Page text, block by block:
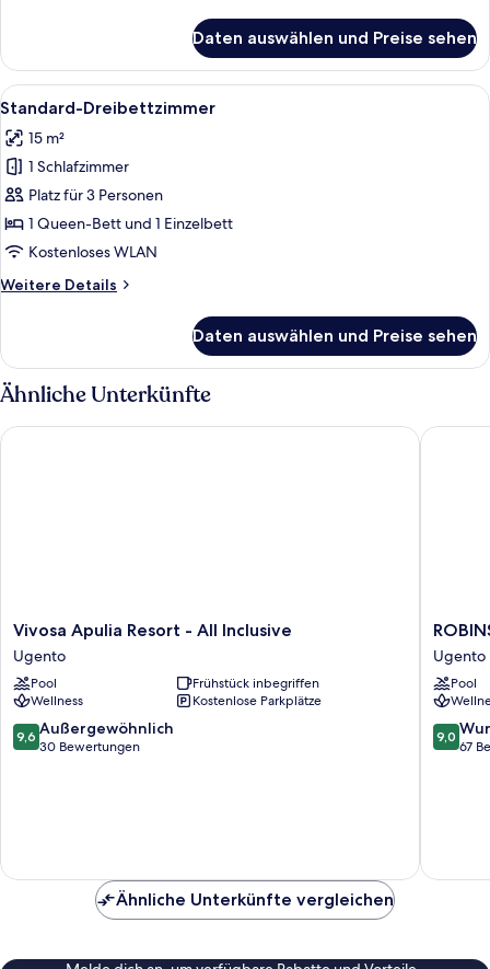
Vierbettzimmer
Daten auswählen und Preise sehen
Alle
Fotos
für
Standard-
Dreibettzimmer
anzeigen
Ein Hotelzimmer mit einem Bett,
5
Standard-Dreibettzimmer
15 m²
1 Schlafzimmer
Platz für 3 Personen
1 Queen-Bett und 1 Einzelbett
Kostenloses WLAN
Weitere Details
Weitere
Dreibettzimmer
Daten auswählen und Preise sehen
Ähnliche Unterkünfte
Vivosa
Apulia
Resort
-
All
Inclusive
Ugento
Vivosa Apulia Resort - All Inclusive
Ugento
Pool
Frühstück inbegriffen
Wellness
Kostenlose Parkplätze
9.6
von
9,6 Außergewöhnlich
30 Bewertungen
Vivosa Apulia Resort - All Inclusive
APULIA
-
All
Inclusive
Ugento
Ugento
Pool
9.0
von
9,0
67
Ähnliche Unterkünfte vergleichen